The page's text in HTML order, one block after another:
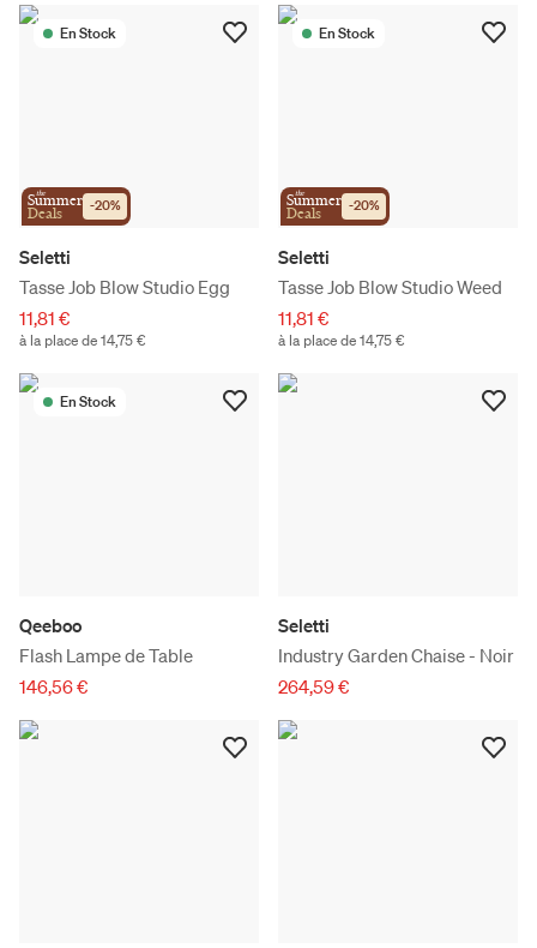
En Stock
the
Summer
Deals -20%
Seletti
Tasse Job Blow Studio Egg
11,81 €
à la place de 14,75 €
En Stock
the
Summer
Deals -20%
Seletti
Tasse Job Blow Studio Weed
11,81 €
à la place de 14,75 €
En Stock
Qeeboo
Flash Lampe de Table
146,56 €
Seletti
Industry Garden Chaise - Noir
264,59 €